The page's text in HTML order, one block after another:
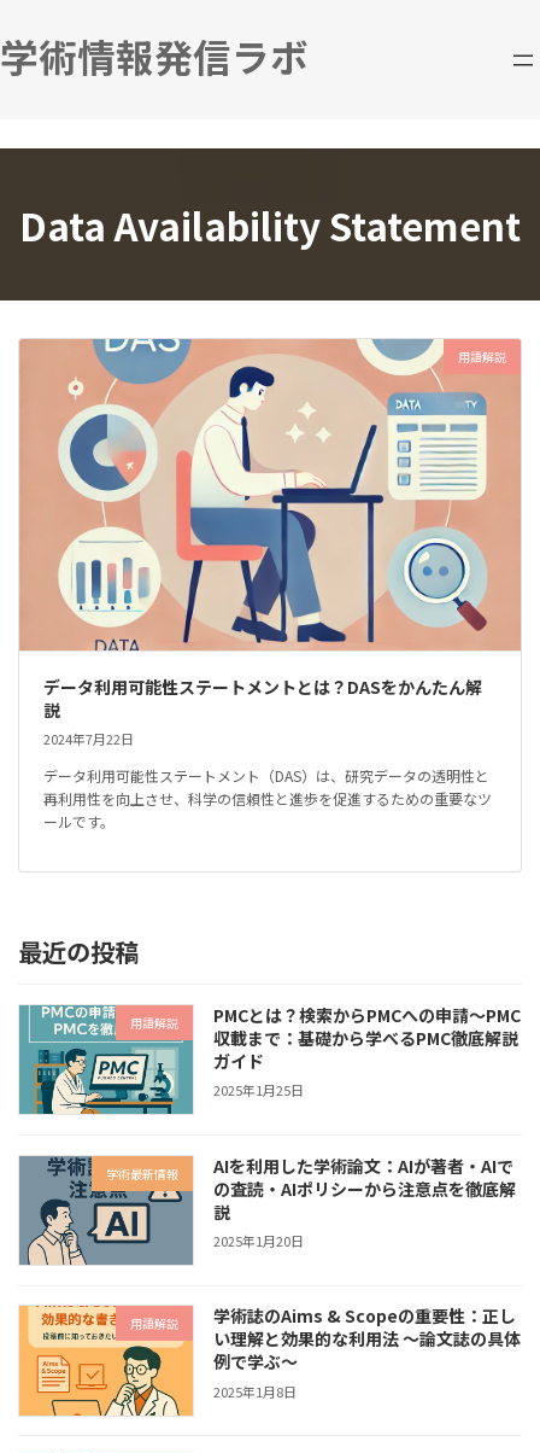
ン
テ
へ
ビ
ゲ
ョ
学術情報発信ラボ
Data Availability Statement
用語解説
データ利用可能性ステートメントとは？DASをかんたん解
説
2024年7月22日
データ利用可能性ステートメント（DAS）は、研究データの透明性と
再利用性を向上させ、科学の信頼性と進歩を促進するための重要なツ
ールです。
最近の投稿
用語解説
PMCとは？検索からPMCへの申請～PMC
収載まで：基礎から学べるPMC徹底解説
ガイド
2025年1月25日
学術最新情報
AIを利用した学術論文：AIが著者・AIで
の査読・AIポリシーから注意点を徹底解
説
2025年1月20日
用語解説
学術誌のAims & Scopeの重要性：正し
い理解と効果的な利用法 〜論文誌の具体
例で学ぶ〜
2025年1月8日